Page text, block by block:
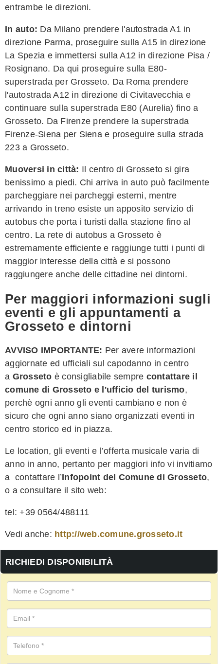
entrambe le direzioni.
In auto: Da Milano prendere l'autostrada A1 in
direzione Parma, proseguire sulla A15 in direzione
La Spezia e immettersi sulla A12 in direzione Pisa /
Rosignano. Da qui proseguire sulla E80-
superstrada per Grosseto. Da Roma prendere
l'autostrada A12 in direzione di Civitavecchia e
continuare sulla superstrada E80 (Aurelia) fino a
Grosseto. Da Firenze prendere la superstrada
Firenze-Siena per Siena e proseguire sulla strada
223 a Grosseto.
Muoversi in città: Il centro di Grosseto si gira
benissimo a piedi. Chi arriva in auto può facilmente
parcheggiare nei parcheggi esterni, mentre
arrivando in treno esiste un apposito servizio di
autobus che porta i turisti dalla stazione fino al
centro. La rete di autobus a Grosseto è
estremamente efficiente e raggiunge tutti i punti di
maggior interesse della città e si possono
raggiungere anche delle cittadine nei dintorni.
Per maggiori informazioni sugli
eventi e gli appuntamenti a
Grosseto e dintorni
AVVISO IMPORTANTE: Per avere informazioni
aggiornate ed ufficiali sul capodanno in centro
a Grosseto è consigliabile sempre contattare il
comune di Grosseto e l'ufficio del turismo,
perchè ogni anno gli eventi cambiano e non è
sicuro che ogni anno siano organizzati eventi in
centro storico ed in piazza.
Le location, gli eventi e l’offerta musicale varia di
anno in anno, pertanto per maggiori info vi invitiamo
a contattare l’Infopoint del Comune di Grosseto,
o a consultare il sito web:
tel: +39 0564/488111
Vedi anche: http://web.comune.grosseto.it
RICHIEDI DISPONIBILITÀ